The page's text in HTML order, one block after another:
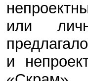
или
и